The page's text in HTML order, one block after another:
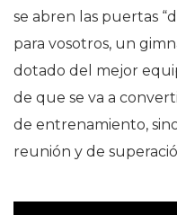
se abren las puertas
para vosotros, un
dotado del mejor
de que se va a
de entrenamiento,
reunión y de